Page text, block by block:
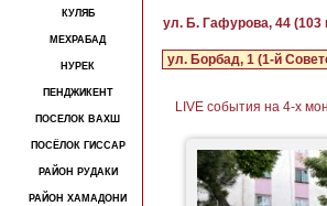
КУЛЯБ
МЕХРАБАД
НУРЕК
ПЕНДЖИКЕНТ
ПОСЕЛОК ВАХШ
ПОСЁЛОК ГИССАР
РАЙОН РУДАКИ
РАЙОН ХАМАДОНИ
ул. Б. Гафурова, 44 (103
ул. Борбад, 1 (1-й
LIVE события на 4-х